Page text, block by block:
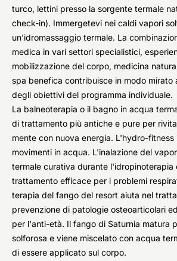
turco, lettini presso la sorgente termale
check-in). Immergetevi nei caldi vapori
un'idromassaggio termale. La
medica in vari settori specialistici,
mobilizzazione del corpo, medicina
spa benefica contribuisce in modo mirato
degli obiettivi del programma individuale.
La balneoterapia o il bagno in acqua
di trattamento più antiche e pure per
mente con nuova energia. L'hydro-fitness
movimenti in acqua. L'inalazione del
termale curativa durante l'idropinoterapia
trattamento efficace per i problemi
terapia del fango del resort aiuta nel
prevenzione di patologie osteoarticolari
per l'anti-età. Il fango di Saturnia matura
solforosa e viene miscelato con acqua
di essere applicato sul corpo.